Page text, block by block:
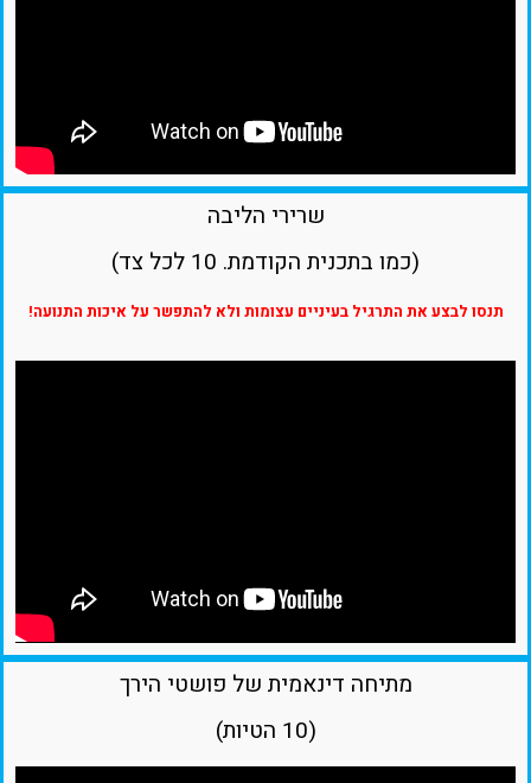
שרירי הליבה
(כמו בתכנית הקודמת. 10 לכל צד)
תנסו לבצע את התרגיל בעיניים עצומות ולא להתפשר על איכות התנועה!
מתיחה דינאמית של פושטי הירך
(10 הטיות)